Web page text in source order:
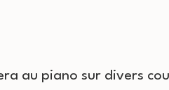
au piano sur divers